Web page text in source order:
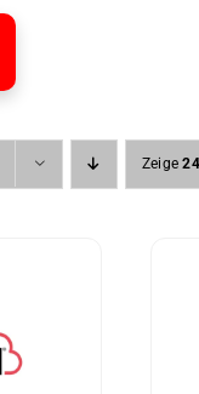
Zeige